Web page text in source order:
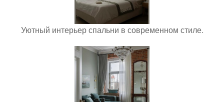
Уютный интерьер спальни в современном стиле.